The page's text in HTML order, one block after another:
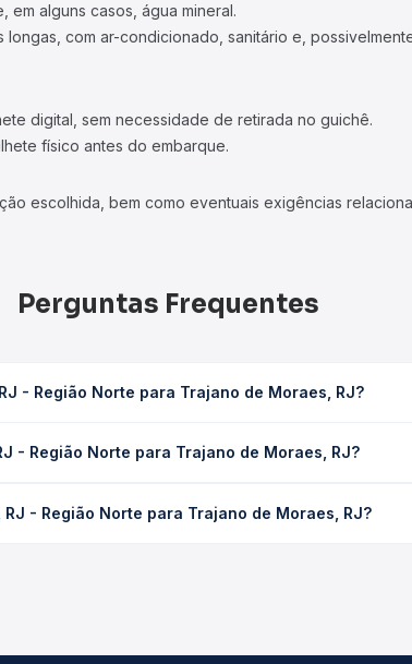
alguns casos, água mineral.
longas, com ar-condicionado, sanitário e,
digital, sem necessidade de retirada no guichê.
físico antes do embarque.
escolhida, bem como eventuais exigências
Perguntas Frequentes
- Região Norte para Trajano de Moraes, RJ?
Quero Passagem você consulta os horários
- Região Norte para Trajano de Moraes, RJ?
Passagem você compara os preços de todas as
- Região Norte para Trajano de Moraes, RJ?